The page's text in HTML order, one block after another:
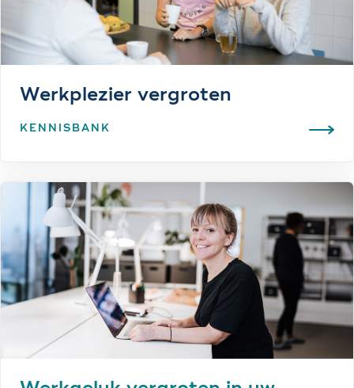
Werkplezier vergroten
KENNISBANK